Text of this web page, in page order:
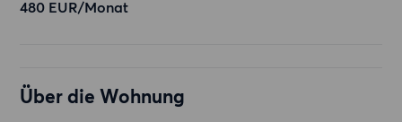
480 EUR/Monat
Über die Wohnung